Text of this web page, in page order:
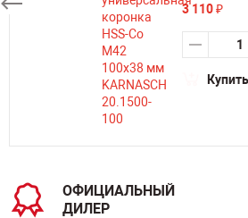
3 110₽
Купить
ОФИЦИАЛЬНЫЙ
ДИЛЕР